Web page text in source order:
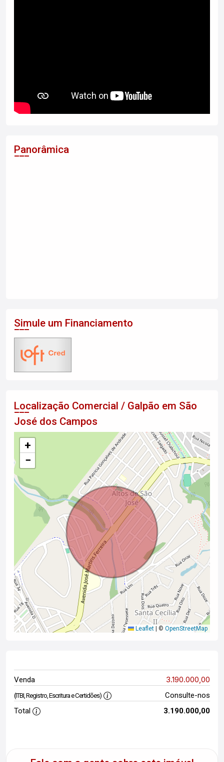
Panorâmica
Simule um Financiamento
Localização Comercial / Galpão em São
José dos Campos
+
−
Leaflet © OpenStreetMap
Venda 3.190.000,00
(ITBI, Registro, Escritura e Certidões)
Consulte-nos
Total
3.190.000,00